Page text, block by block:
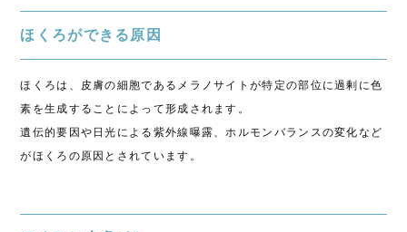
ほくろができる原因
ほくろは、皮膚の細胞であるメラノサイトが特定の部位に過剰に色
素を生成することによって形成されます。
遺伝的要因や日光による紫外線曝露、ホルモンバランスの変化など
がほくろの原因とされています。